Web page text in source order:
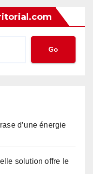
Go
d’une énergie
solution offre le